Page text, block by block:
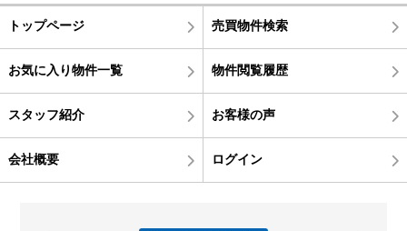
トップページ 売買物件検索
お気に入り物件一覧 物件閲覧履歴
スタッフ紹介 お客様の声
会社概要 ログイン